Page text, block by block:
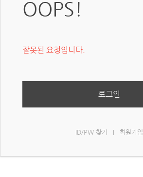
OOPS!
잘못된 요청입니다.
로그인
ID/PW 찾기 회원가입